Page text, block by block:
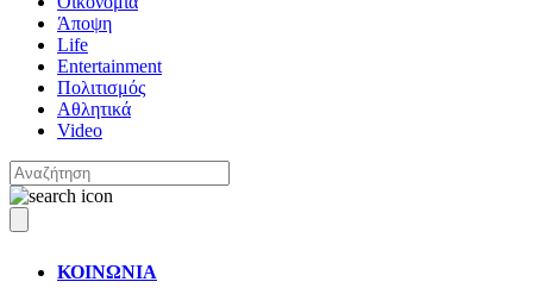
Άποψη
Life
Entertainment
Πολιτισμός
Αθλητικά
Video
ΚΟΙΝΩΝΙΑ